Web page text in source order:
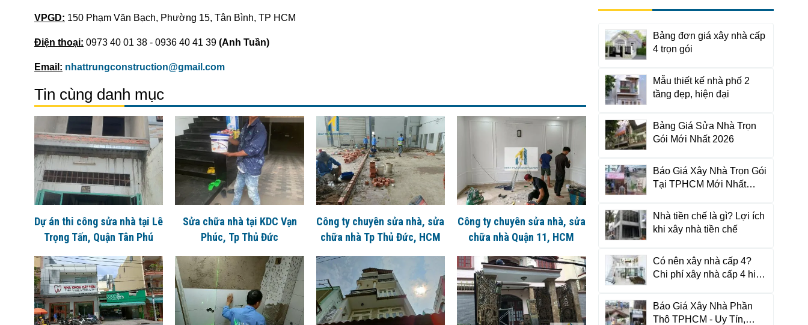
VPGD: 150 Phạm Văn Bạch, Phường 15, Tân Bình, TP HCM
Điện thoại: 0973 40 01 38 - 0936 40 41 39 (Anh Tuần)
Email: nhattrungconstruction@gmail.com
Tin cùng danh mục
Dự án thi công sửa nhà tại Lê
Trọng Tấn, Quận Tân Phú
Sửa chữa nhà tại KDC Vạn
Phúc, Tp Thủ Đức
Công ty chuyên sửa nhà, sửa
chữa nhà Tp Thủ Đức, HCM
Công ty chuyên sửa nhà, sửa
chữa nhà Quận 11, HCM
Bảng đơn giá xây nhà cấp
4 trọn gói
Mẫu thiết kế nhà phố 2
tầng đẹp, hiện đại
Bảng Giá Sửa Nhà Trọn
Gói Mới Nhất 2026
Báo Giá Xây Nhà Trọn Gói
Tại TPHCM Mới Nhất
Nhà tiền chế là gì? Lợi ích
khi xây nhà tiền chế
Có nên xây nhà cấp 4?
Chi phí xây nhà cấp 4 hiện
Báo Giá Xây Nhà Phần
Thô TPHCM - Uy Tín,